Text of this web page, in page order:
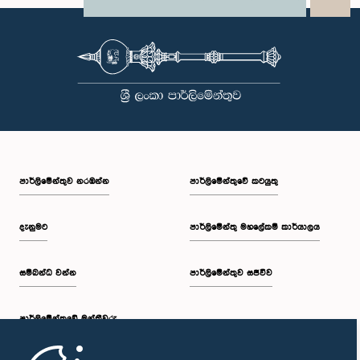
සභාවල අධිකාරිය, ගෞරවය සහ ස්ථාපිත ක්‍රියාපටිපාටිවලට ගෞරව කිරීමේ
වැදගත්කම පිළිබඳව නිසි අවබෝධයකින් යුතුව තම ක්‍රියාවන්හි බරපතලකම
වරප්‍රසාද පිළිබඳ කාරක සභාව සහ පොදු ව්‍යාපාර පිළිබඳ කාරක සභාවේ
සභාපතිවරයා විසින් ඒ පිළිබඳව නිසි පරිදි සලකා බැලීමෙන් අනතුරුව, ඉහත
කී නිලධාරීන්ට සමාව ලබා දෙන ලෙස කරන ලද ඉල්ලීම පිළිගන්නා
ලදී. පාර්ලිමේන්තු කාරක සභා රැස්වීම් සඳහා පෙනී සිටින සියලුම පුද්ගලයන්
සෑම අවස්ථාවකදීම ඉහළම මට්ටමින් ආචාරධර්ම හා හැසිරීම් අනුගමනය
පාර්ලිමේන්තුවේ ගරුත්වය හා අධිකාරිය ආරක්ෂා කරමින් කටයුතු කිරීමත්
WhatsAppLinkedIn
පාර්ලි‌මේන්තුව නරඹන්න
දැනුමට
සම්බන්ධ වන්න
පාර්ලි‌මේන්තුවේ මන්ත්‍රීවරු
පාර්ලිමේන්තුවේ කටයුතු
පාර්ලිමේන්තු මහලේකම් කාර්යාලය
පාර්ලිමේන්තුව සජීවීව